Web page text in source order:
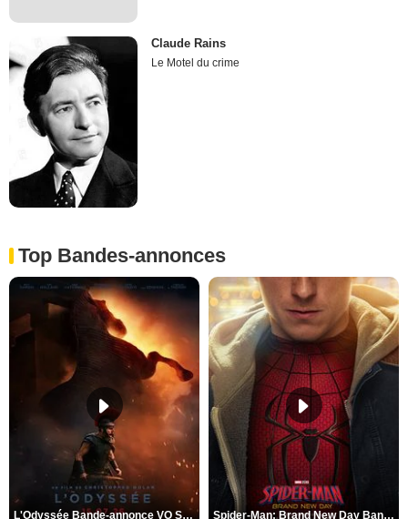
Claude Rains
Le Motel du crime
Top Bandes-annonces
L'Odyssée Bande-annonce VO STFR Spider-Man: Brand New Day Bande-annonce VO STFR